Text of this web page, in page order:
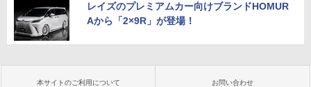
レイズのプレミアムカー向けブランドHOMUR
Aから「2×9R」が登場！
本サイトのご利用について お問い合わせ